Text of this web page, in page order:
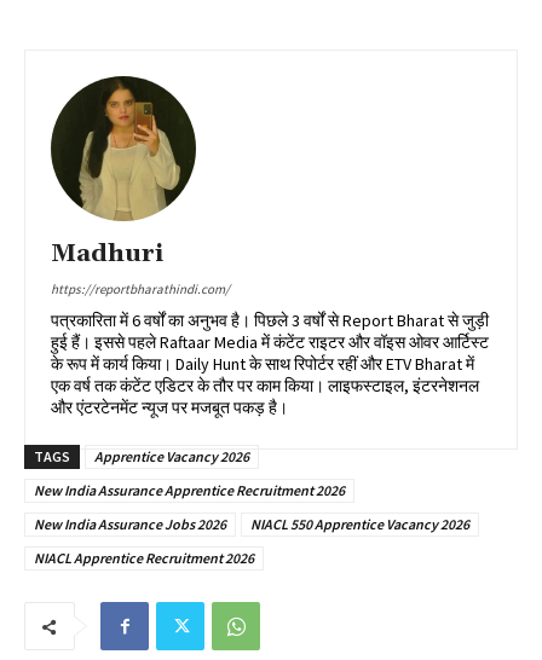
Madhuri
https://reportbharathindi.com/
पत्रकारिता में 6 वर्षों का अनुभव है। पिछले 3 वर्षों से Report Bharat से जुड़ी
हुई हैं। इससे पहले Raftaar Media में कंटेंट राइटर और वॉइस ओवर आर्टिस्ट
के रूप में कार्य किया। Daily Hunt के साथ रिपोर्टर रहीं और ETV Bharat में
एक वर्ष तक कंटेंट एडिटर के तौर पर काम किया। लाइफस्टाइल, इंटरनेशनल
और एंटरटेनमेंट न्यूज पर मजबूत पकड़ है।
TAGS
Apprentice Vacancy 2026
New India Assurance Apprentice Recruitment 2026
New India Assurance Jobs 2026
NIACL 550 Apprentice Vacancy 2026
NIACL Apprentice Recruitment 2026